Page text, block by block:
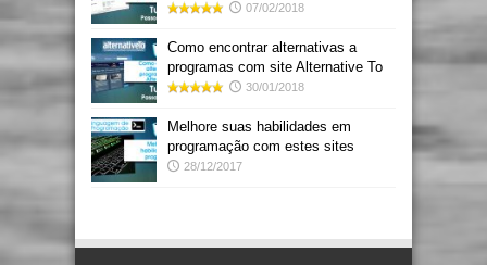
07/02/2018
Como encontrar alternativas a
programas com site Alternative To
30/01/2018
Melhore suas habilidades em
programação com estes sites
28/12/2017